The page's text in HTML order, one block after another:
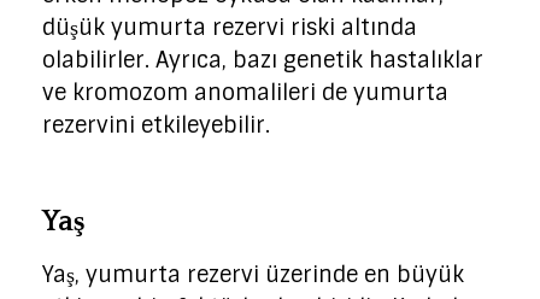
düşük yumurta rezervi riski altında
olabilirler. Ayrıca, bazı genetik hastalıklar
ve kromozom anomalileri de yumurta
rezervini etkileyebilir.
Yaş
Yaş, yumurta rezervi üzerinde en büyük